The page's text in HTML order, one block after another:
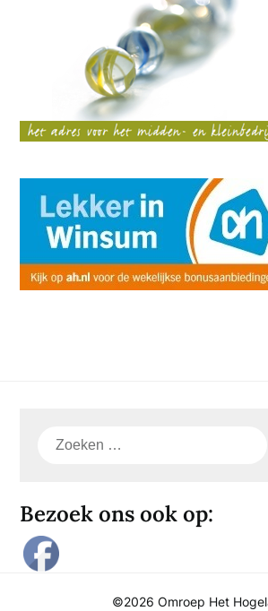
Zoeken
Bezoek ons ook op:
©2026 Omroep Het